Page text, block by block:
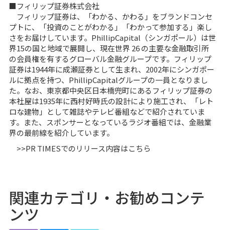
■フィリップ証券株式会社
フィリップ証券は、「わかる、かわる」をブランドコンセ
プトに、「投資のことがわかる」「わかって参加する」楽し
さをお届けしています。PhillipCapital（シンガポール）は世
界15の国と地域で展開し、現在世界 26 の主要な金融取引所
の会員権を有するグローバル金融グループです。フィリップ
証券は1944年に成瀬証券として生まれ、2002年にシンガポー
ルに拠点を持つ、PhillipCapitalグループの一員となりまし
た。なお、東京都中央区日本橋兜町にあるフィリップ証券の
本社屋は1935年に西村好時氏の設計により施工され、「レト
ロな建物」として雑誌やテレビ番組などで紹介されていま
す。また、スポンサーとなっているラジオ番組では、金融業
界の最前線を紹介しています。
>>PR TIMESでのリリース内容はこちら
関連カテゴリ・お勧めコンテ
ンツ